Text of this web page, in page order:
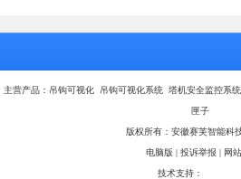
主营产品：吊钩可视化 吊钩可视化系统 塔机安全监控系
匣子
版权所有：安徽赛芙智能科
电脑版 | 投诉举报 | 网
技术支持：